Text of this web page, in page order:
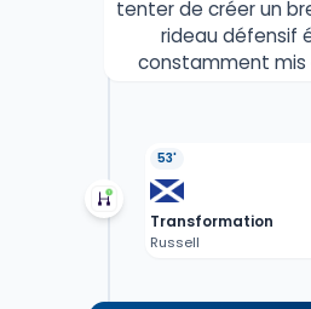
tenter de créer un
rideau défensif
constamment mis
53'
Transformation
Russell